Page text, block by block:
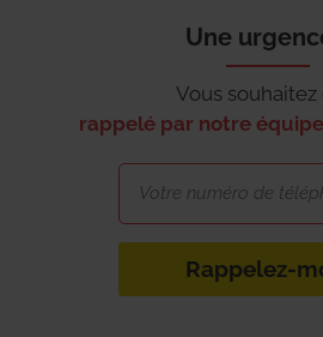
Une
Vous souhaitez
rappelé par notre équipe
Rappelez-